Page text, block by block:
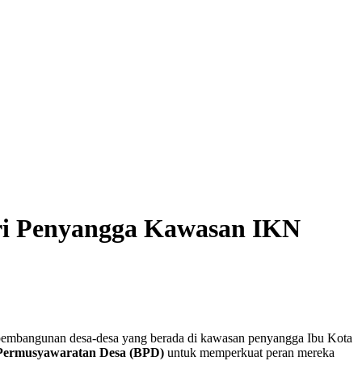
Penyangga Kawasan IKN
desa-desa yang berada di kawasan penyangga Ibu Kota
Desa (BPD) untuk memperkuat peran mereka